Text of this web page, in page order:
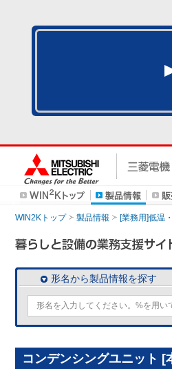
WIN2Kトップ 製品情報 [業務用]低温
形名から製品情報を探す
コンデンシングユニット